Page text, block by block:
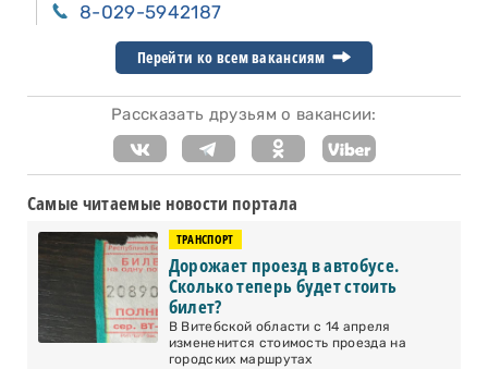
8-029-5942187
Перейти ко всем вакансиям
Рассказать друзьям о вакансии:
Самые читаемые новости портала
ТРАНСПОРТ
Дорожает проезд в автобусе.
Сколько теперь будет стоить
билет?
В Витебской области с 14 апреля
измененится стоимость проезда на
городских маршрутах